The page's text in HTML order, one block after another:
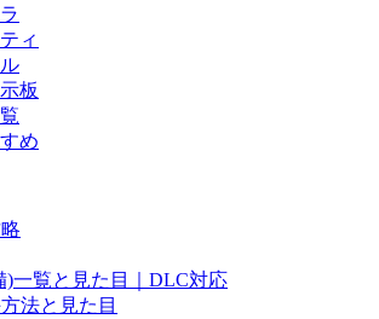
ィ
板
め
)一覧と見た目｜DLC対応
法と見た目